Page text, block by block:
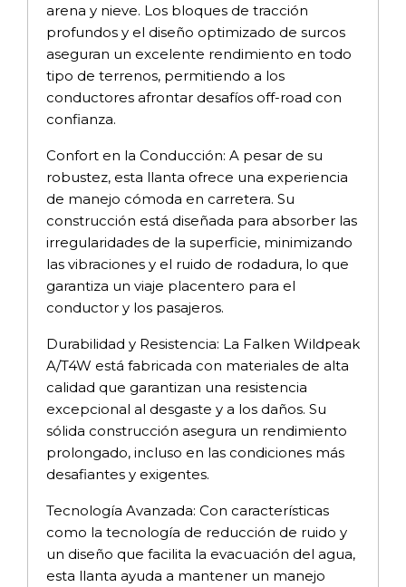
arena y nieve. Los bloques de tracción
profundos y el diseño optimizado de surcos
aseguran un excelente rendimiento en todo
tipo de terrenos, permitiendo a los
conductores afrontar desafíos off-road con
confianza.
Confort en la Conducción: A pesar de su
robustez, esta llanta ofrece una experiencia
de manejo cómoda en carretera. Su
construcción está diseñada para absorber las
irregularidades de la superficie, minimizando
las vibraciones y el ruido de rodadura, lo que
garantiza un viaje placentero para el
conductor y los pasajeros.
Durabilidad y Resistencia: La Falken Wildpeak
A/T4W está fabricada con materiales de alta
calidad que garantizan una resistencia
excepcional al desgaste y a los daños. Su
sólida construcción asegura un rendimiento
prolongado, incluso en las condiciones más
desafiantes y exigentes.
Tecnología Avanzada: Con características
como la tecnología de reducción de ruido y
un diseño que facilita la evacuación del agua,
esta llanta ayuda a mantener un manejo